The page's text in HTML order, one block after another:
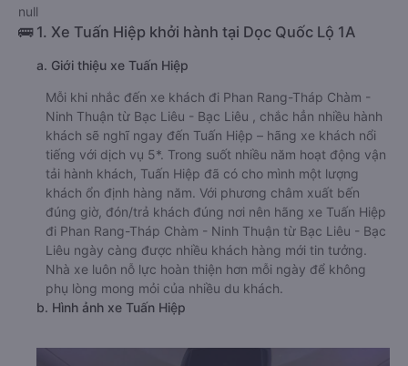
null
🚌 1. Xe Tuấn Hiệp khởi hành tại Dọc Quốc Lộ 1A
a. Giới thiệu xe Tuấn Hiệp
Mỗi khi nhắc đến xe khách đi Phan Rang-Tháp Chàm -
Ninh Thuận từ Bạc Liêu - Bạc Liêu , chắc hẳn nhiều hành
khách sẽ nghĩ ngay đến Tuấn Hiệp – hãng xe khách nổi
tiếng với dịch vụ 5*. Trong suốt nhiều năm hoạt động vận
tải hành khách, Tuấn Hiệp đã có cho mình một lượng
khách ổn định hàng năm. Với phương châm xuất bến
đúng giờ, đón/trả khách đúng nơi nên hãng xe Tuấn Hiệp
đi Phan Rang-Tháp Chàm - Ninh Thuận từ Bạc Liêu - Bạc
Liêu ngày càng được nhiều khách hàng mới tin tưởng.
Nhà xe luôn nỗ lực hoàn thiện hơn mỗi ngày để không
phụ lòng mong mỏi của nhiều du khách.
b. Hình ảnh xe Tuấn Hiệp